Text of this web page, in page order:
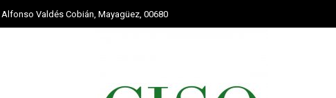
Alfonso Valdés Cobián, Mayagüez, 00680
ESTUDIANTES CENTROS DE INVESTIGACIÓN